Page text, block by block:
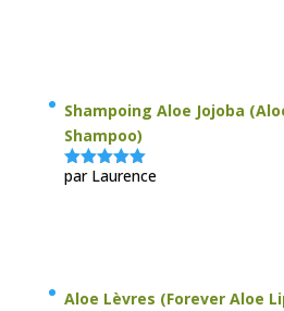
Shampoing Aloe Jojoba
Shampoo)
Note5sur
par Laurence
Aloe Lèvres (Forever Aloe